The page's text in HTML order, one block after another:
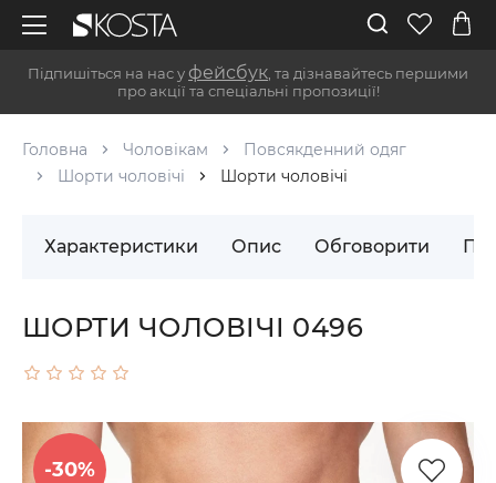
Підпишіться на нас у фейсбук , та дізнавайтесь першими
про акції та спеціальні пропозиції!
Головна Чоловікам
Повсякденний одяг
Шорти чоловічі
Шорти чоловічі
Характеристики Опис Обговорити
ШОРТИ ЧОЛОВІЧІ 0496
-30%